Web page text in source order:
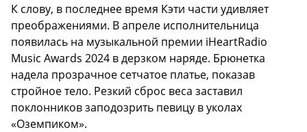
К слову, в последнее время Кэти части удивляет
преображениями. В апреле исполнительница
появилась на музыкальной премии iHeartRadio
Music Awards 2024 в дерзком наряде. Брюнетка
надела прозрачное сетчатое платье, показав
стройное тело. Резкий сброс веса заставил
поклонников заподозрить певицу в уколах
«Оземпиком».